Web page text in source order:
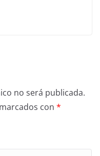
no será publicada.
con *